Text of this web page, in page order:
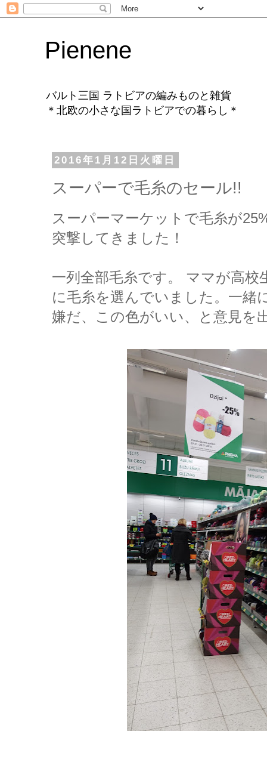
Pienene
バルト三国 ラトビアの編みものと雑貨
＊北欧の小さな国ラトビアでの暮らし＊
2016年1月12日火曜日
スーパーで毛糸のセール!!
スーパーマーケットで毛糸が
突撃してきました！
一列全部毛糸です。 ママが高
に毛糸を選んでいました。一緒
嫌だ、この色がいい、と意見を